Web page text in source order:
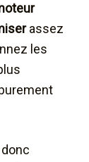
assez
les